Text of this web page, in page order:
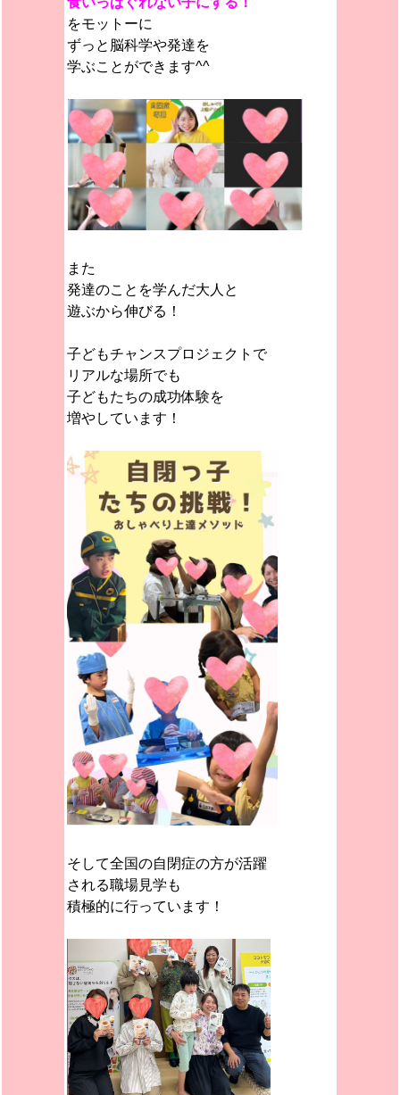
をモットーに
ずっと脳科学や発達を
学ぶことができます^^
また
発達のことを学んだ大人と
遊ぶから伸びる！
子どもチャンスプロジェクトで
リアルな場所でも
子どもたちの成功体験を
増やしています！
そして全国の自閉症の方が活躍
される職場見学も
積極的に行っています！